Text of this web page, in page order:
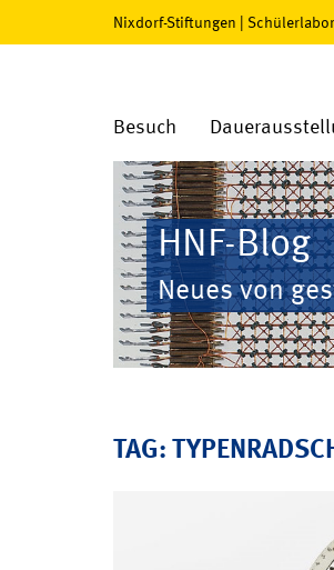
Nixdorf-Stiftungen | Schülerlabor
Besuch
HNF-Blog
Neues von
TAG: